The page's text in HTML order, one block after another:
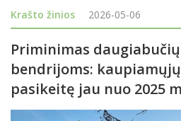
tiltui per Nemunėlio upę iškilo
situacija - buvo nušliaužusi til
Krašto žinios 2026-05-06
Priminimas
bendrijoms:
pasikeitę jau nuo 2025